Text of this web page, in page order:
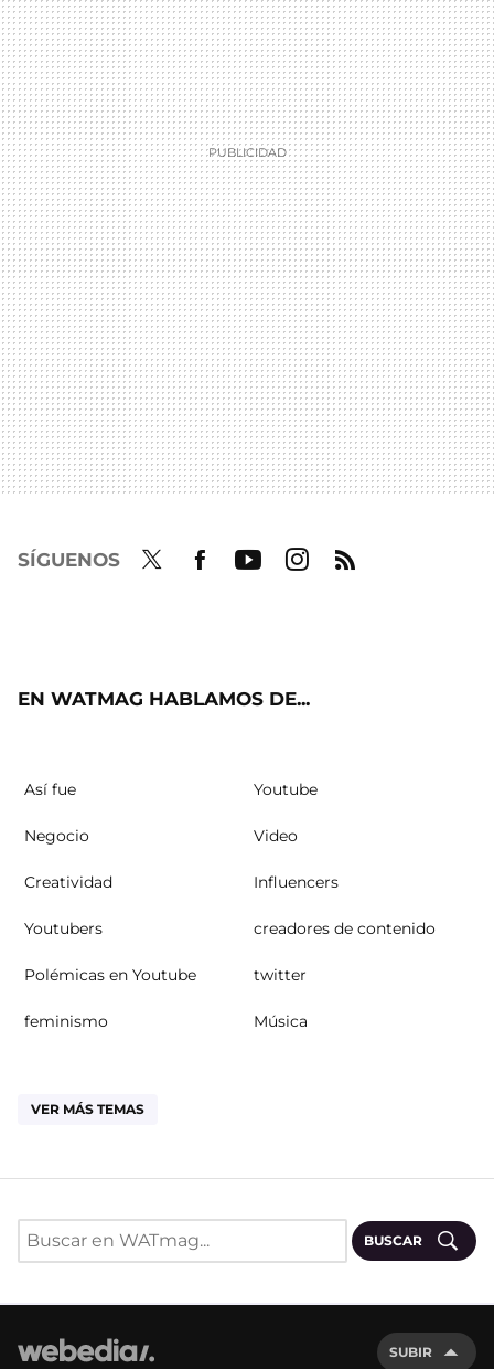
SÍGUENOS
EN WATMAG HABLAMOS DE...
Así fue Youtube
Negocio Video
Creatividad Influencers
Youtubers creadores de contenido
Polémicas en Youtube twitter
feminismo Música
VER MÁS TEMAS
BUSCAR
SUBIR